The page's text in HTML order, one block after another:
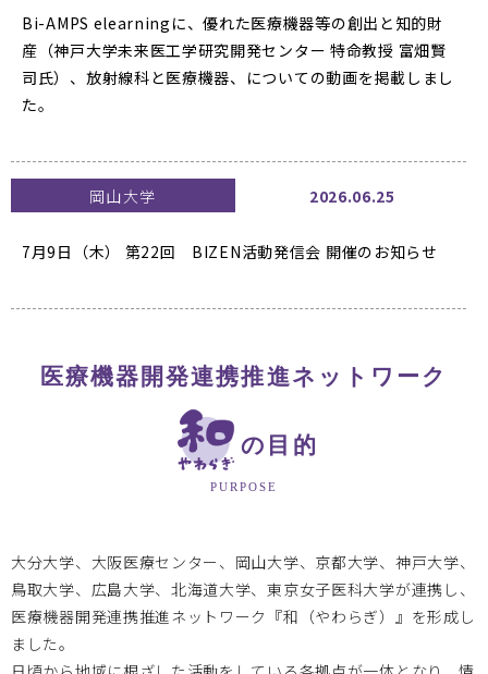
Bi-AMPS elearningに、優れた医療機器等の創出と知的財
産（神戸大学未来医工学研究開発センター 特命教授 富畑賢
司氏）、放射線科と医療機器、についての動画を掲載しまし
た。
岡山大学 2026.06.25
7月9日（木） 第22回 BIZEN活動発信会 開催のお知らせ
e-Learning】を開講しました
2025年度 岡山大学次世代医療機器開発人材育成プログラ
ム
1/22 第7回医療機器開発コース ハイブリッドセミナー開催
医療機器開発連携推進ネットワーク
の目的
PURPOSE
大分大学、大阪医療センター、岡山大学、京都大学、神戸大学、
鳥取大学、広島大学、北海道大学、東京女子医科大学が連携し、
医療機器開発連携推進ネットワーク『和（やわらぎ）』を形成し
ました。